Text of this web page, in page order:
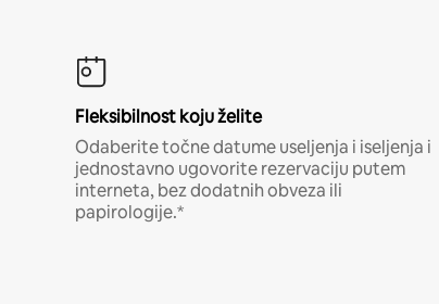
Fleksibilnost koju želite
Odaberite točne datume useljenja i iseljenja i
jednostavno ugovorite rezervaciju putem
interneta, bez dodatnih obveza ili
papirologije.*